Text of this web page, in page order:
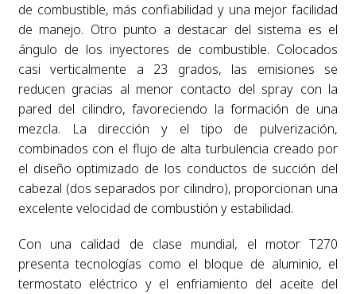
de combustible, más confiabilidad y una mejor facilidad
de manejo. Otro punto a destacar del sistema es el
ángulo de los inyectores de combustible. Colocados
casi verticalmente a 23 grados, las emisiones se
reducen gracias al menor contacto del spray con la
pared del cilindro, favoreciendo la formación de una
mezcla. La dirección y el tipo de pulverización,
combinados con el flujo de alta turbulencia creado por
el diseño optimizado de los conductos de succión del
cabezal (dos separados por cilindro), proporcionan una
excelente velocidad de combustión y estabilidad.
Con una calidad de clase mundial, el motor T270
presenta tecnologías como el bloque de aluminio, el
termostato eléctrico y el enfriamiento del aceite del